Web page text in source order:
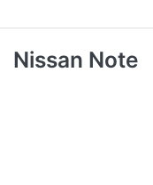
Nissan Note